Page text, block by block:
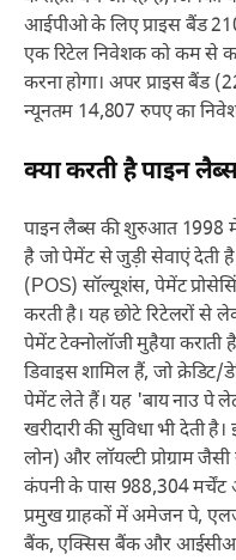
आईपीओ के लिए प्राइस बैंड
एक रिटेल निवेशक को कम से
करना होगा। अपर प्राइस बैंड
न्यूनतम 14,807 रुपए का निवेश
क्या करती है पाइन
पाइन लैब्स की शुरुआत 1998 में
है जो पेमेंट से जुड़ी सेवाएं
(POS) सॉल्यूशंस, पेमेंट
करती है। यह छोटे रिटेलरों से
पेमेंट टेक्नोलॉजी मुहैया कराती
डिवाइस शामिल हैं, जो
पेमेंट लेते हैं। यह 'बाय नाउ पे
खरीदारी की सुविधा भी देती
लोन) और लॉयल्टी प्रोग्राम
कंपनी के पास 988,304
प्रमुख ग्राहकों में अमेजन पे,
बैंक, एक्सिस बैंक और